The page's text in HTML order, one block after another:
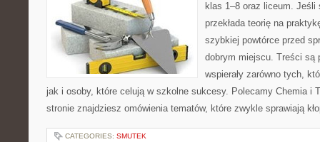
klas 1–8 oraz liceum.
przekłada teorię na
szybkiej powtórce przed
dobrym miejscu. Treści są
wspierały zarówno tych,
jak i osoby, które celują w szkolne sukcesy. Polecamy Chemia i
stronie znajdziesz omówienia tematów, które zwykle sprawiają
CATEGORIES: SMUTEK